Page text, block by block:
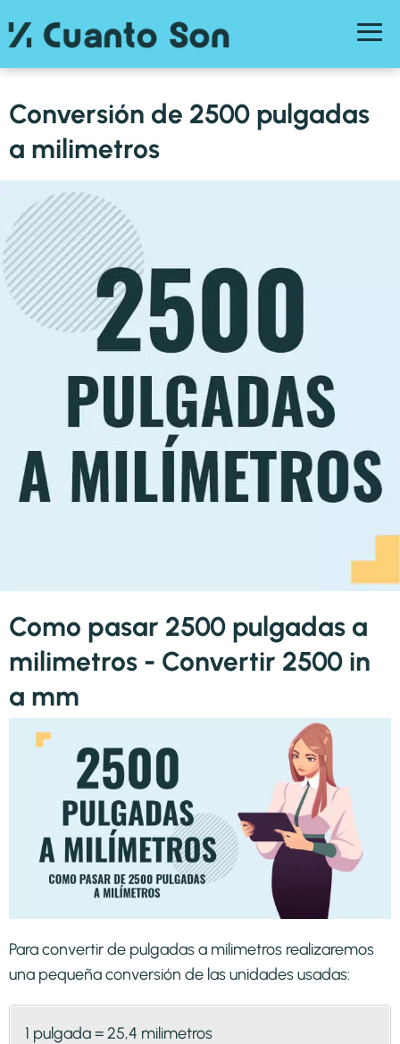
Conversión de 2500 pulgadas
a milimetros
Como pasar 2500 pulgadas a
milimetros - Convertir 2500 in
a mm
Para convertir de pulgadas a milimetros realizaremos
una pequeña conversión de las unidades usadas:
1 pulgada = 25,4 milimetros